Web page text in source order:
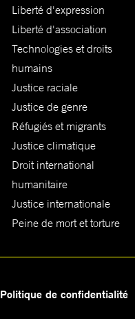
Liberté d'expression
Liberté d'association
Technologies et droits
humains
Justice raciale
Justice de genre
Réfugiés et migrants
Justice climatique
Droit international
humanitaire
Justice internationale
Peine de mort et torture
Politique de confidentialité